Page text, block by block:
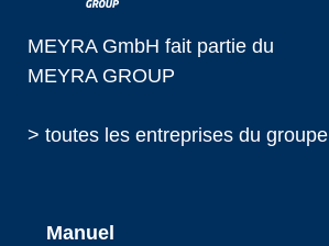
MEYRA GmbH fait partie du
MEYRA GROUP
> toutes les entreprises du groupe
Manuel